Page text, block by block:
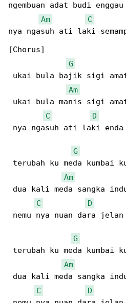
ngembuan adat budi
Am
C
nya ngasuh ati laki
[Chorus]
G
ukai bula bajik sigi
Am
ukai bula manis sigi
C
D
nya ngasuh ati laki
G
terubah ku meda kumbai
Am
dua kali meda sangka
C
D
nemu nya nuan dara
G
terubah ku meda kumbai
Am
dua kali meda sangka
C
D